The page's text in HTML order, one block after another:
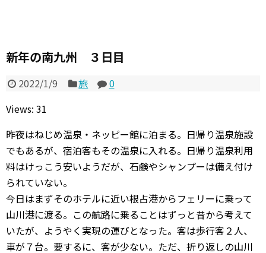
新年の南九州 ３日目
2022/1/9 旅
0
Views: 31
昨夜はねじめ温泉・ネッピー館に泊まる。日帰り温泉施設
でもあるが、宿泊客もその温泉に入れる。日帰り温泉利用
料はけっこう安いようだが、石鹸やシャンプーは備え付け
られていない。
今日はまずそのホテルに近い根占港からフェリーに乗って
山川港に渡る。この航路に乗ることはずっと昔から考えて
いたが、ようやく実現の運びとなった。客は歩行客２人、
車が７台。要するに、客が少ない。ただ、折り返しの山川